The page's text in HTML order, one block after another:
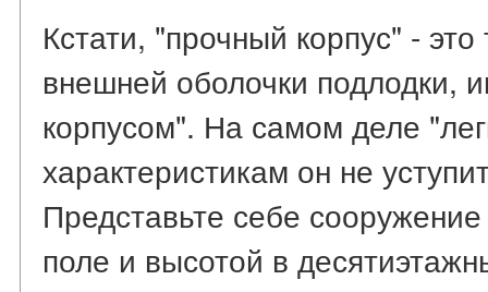
Кстати, "прочный корпус" -
внешней оболочки подлодки,
корпусом". На самом деле
характеристикам он не
Представьте себе
поле и высотой в